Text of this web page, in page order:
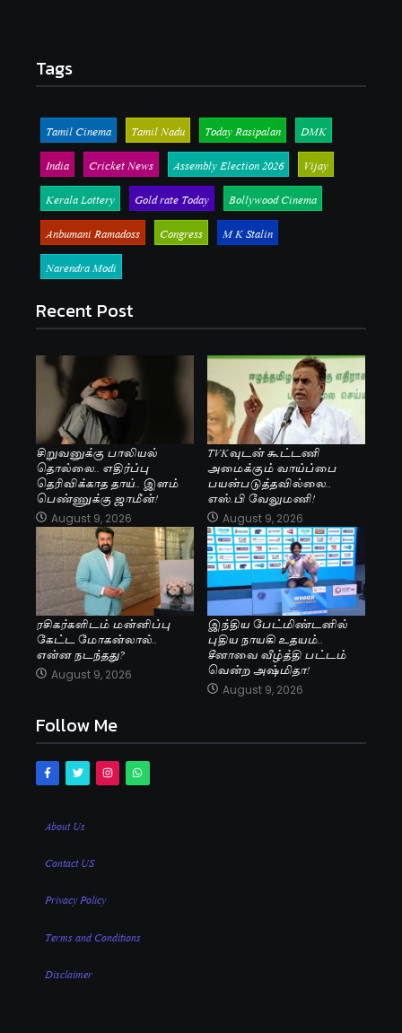
Tags
Tamil Cinema Tamil Nadu Today Rasipalan
DMK
India
Cricket News Assembly Election 2026
Vijay
Kerala Lottery
Gold rate Today
Bollywood Cinema
Anbumani Ramadoss
Congress
M K Stalin
Narendra Modi
Recent Post
சிறுவனுக்கு பாலியல்
தொல்லை.. எதிர்ப்பு
தெரிவிக்காத தாய்.. இளம்
பெண்ணுக்கு ஜாமீன்!
August 9, 2026
TVKவுடன் கூட்டணி
அமைக்கும் வாய்ப்பை
பயன்படுத்தவில்லை..
எஸ்.பி வேலுமணி!
August 9, 2026
ரசிகர்களிடம் மன்னிப்பு
கேட்ட மோகன்லால்..
என்ன நடந்தது?
August 9, 2026
இந்திய பேட்மிண்டனில்
புதிய நாயகி உதயம்..
சீனாவை வீழ்த்தி பட்டம்
வென்ற அஷ்மிதா!
August 9, 2026
Follow Me
About Us
Contact US
Privacy Policy
Terms and Conditions
Disclaimer